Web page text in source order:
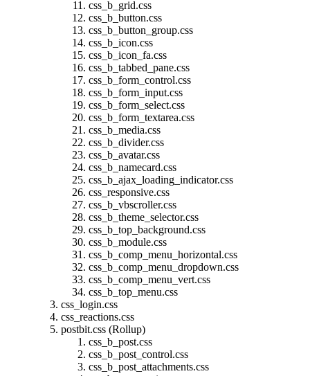
css_b_grid.css
css_b_button.css
css_b_button_group.css
css_b_icon.css
css_b_icon_fa.css
css_b_tabbed_pane.css
css_b_form_control.css
css_b_form_input.css
css_b_form_select.css
css_b_form_textarea.css
css_b_media.css
css_b_divider.css
css_b_avatar.css
css_b_namecard.css
css_b_ajax_loading_indicator.css
css_responsive.css
css_b_vbscroller.css
css_b_theme_selector.css
css_b_top_background.css
css_b_module.css
css_b_comp_menu_horizontal.css
css_b_comp_menu_dropdown.css
css_b_comp_menu_vert.css
css_b_top_menu.css
css_login.css
css_reactions.css
postbit.css (Rollup)
css_b_post.css
css_b_post_control.css
css_b_post_attachments.css